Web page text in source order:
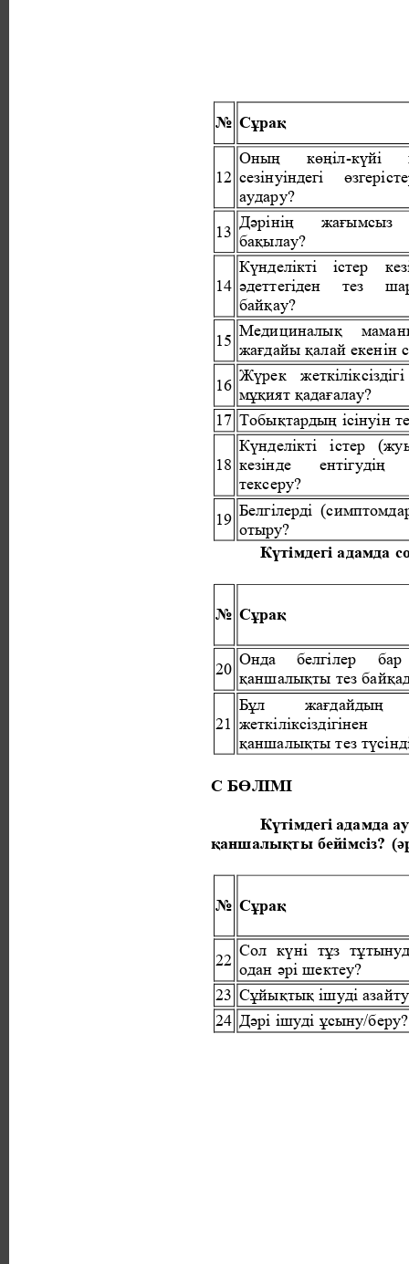
№ Сұрақ
12
Оның көңіл-күйі
сезінуіндегі
аудару?
13
Дәрінің
жағымсыз
бақылау?
14
Күнделікті істер
әдеттегіден
тез
байқау?
15
Медициналық
жағдайы қалай екенін
16
Жүрек
мұқият қадағалау?
17 Тобықтардың ісінуін
18
Күнделікті істер
кезінде
ентігудің
тексеру?
19
Белгілерді
отыру?
Күтімдегі адамда
№ Сұрақ
20
Онда белгілер
бар
қаншалықты тез
21
Бұл
жағдайдың
жеткіліксіздігінен
қаншалықты тез
С БӨЛІМІ
Күтімдегі адамда
қаншалықты бейімсіз?
№ Сұрақ
22
Сол күні тұз
одан әрі шектеу?
23 Сұйықтық ішуді
24 Дәрі ішуді ұсыну/